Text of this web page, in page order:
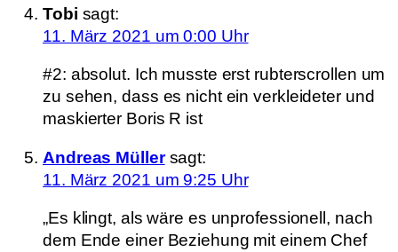
Tobi sagt:
11. März 2021 um 0:00 Uhr
#2: absolut. Ich musste erst rubterscrollen um
zu sehen, dass es nicht ein verkleideter und
maskierter Boris R ist
Andreas Müller sagt:
11. März 2021 um 9:25 Uhr
„Es klingt, als wäre es unprofessionell, nach
dem Ende einer Beziehung mit einem Chef